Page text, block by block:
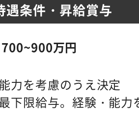
遇条件・昇給賞与
万円
力を考慮のうえ決定
下限給与。経験・能力